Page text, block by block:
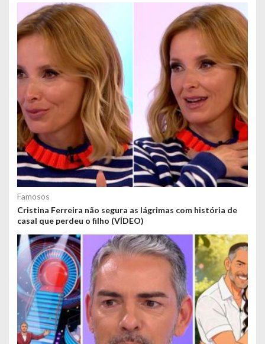
Famosos
Cristina Ferreira não segura as lágrimas com história de
casal que perdeu o filho (VÍDEO)